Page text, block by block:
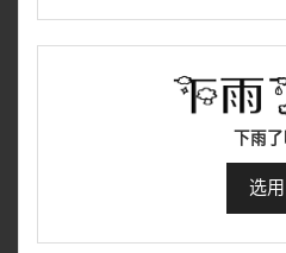
下雨
选用